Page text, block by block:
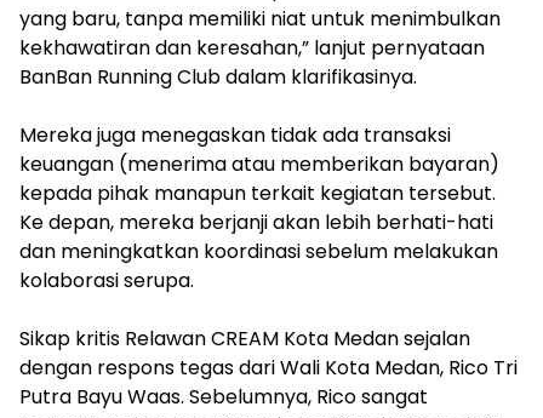
yang baru, tanpa memiliki niat untuk menimbulkan
kekhawatiran dan keresahan,” lanjut pernyataan
BanBan Running Club dalam klarifikasinya.
‎Mereka juga menegaskan tidak ada transaksi
keuangan (menerima atau memberikan bayaran)
kepada pihak manapun terkait kegiatan tersebut.
Ke depan, mereka berjanji akan lebih berhati-hati
dan meningkatkan koordinasi sebelum melakukan
kolaborasi serupa.
‎Sikap kritis Relawan CREAM Kota Medan sejalan
dengan respons tegas dari Wali Kota Medan, Rico Tri
Putra Bayu Waas. Sebelumnya, Rico sangat